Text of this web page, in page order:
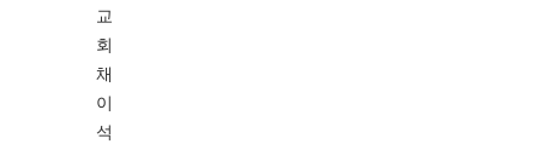
교
회
채
이
석